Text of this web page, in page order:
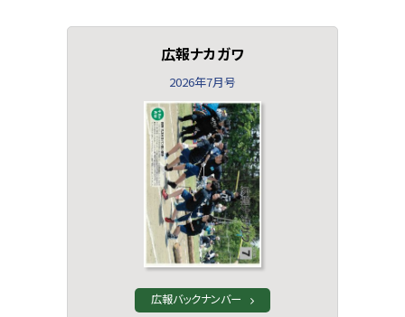
広報ナカガワ
2026年7月号
広報バックナンバー